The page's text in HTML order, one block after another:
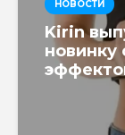
НОВОСТИ
Kirin